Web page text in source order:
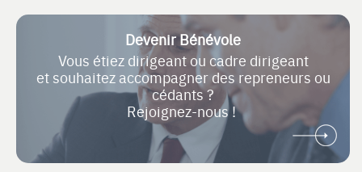
Devenir Bénévole
Vous étiez dirigeant ou cadre dirigeant
et souhaitez accompagner des repreneurs ou
cédants ?
Rejoignez-nous !